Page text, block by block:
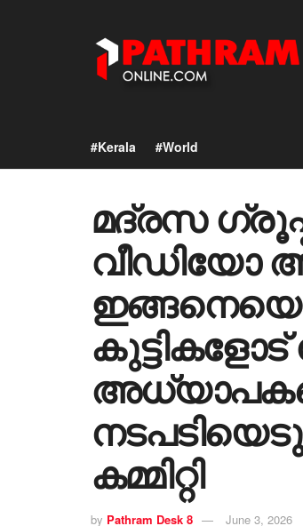
#Kerala #World
മദ്രസ
വീഡിയോ
കമ്മിറ്റി
by Pathram Desk 8 June 3, 2026